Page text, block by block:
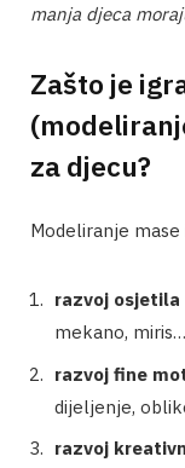
manja djeca
Zašto je
za djecu?
Modeliranje mase
razvoj osjetila
mekano,
razvoj fine
dijeljenje,
razvoj